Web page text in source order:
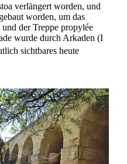
verlängert worden, und
worden, um das
und der Treppe propylée
wurde durch Arkaden (I
sichtbares heute